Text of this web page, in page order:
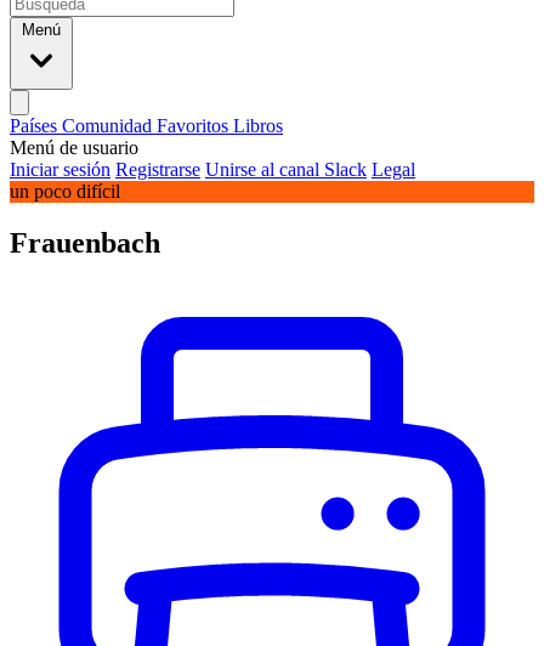
Menú
Países Comunidad Favoritos Libros
Menú de usuario
Iniciar sesión Registrarse Unirse al canal Slack Legal
un poco difícil
Frauenbach